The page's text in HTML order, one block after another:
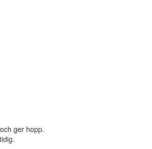
ger hopp.